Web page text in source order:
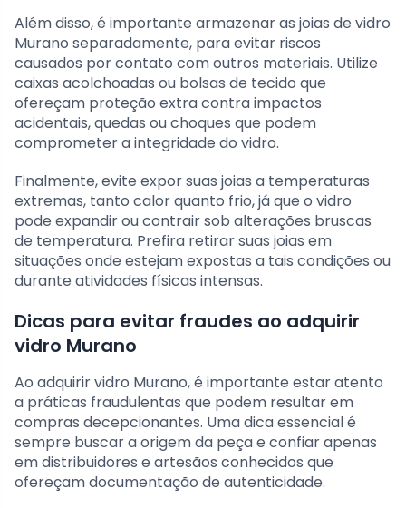
Além disso, é importante armazenar as joias de vidro
Murano separadamente, para evitar riscos
causados por contato com outros materiais. Utilize
caixas acolchoadas ou bolsas de tecido que
ofereçam proteção extra contra impactos
acidentais, quedas ou choques que podem
comprometer a integridade do vidro.
Finalmente, evite expor suas joias a temperaturas
extremas, tanto calor quanto frio, já que o vidro
pode expandir ou contrair sob alterações bruscas
de temperatura. Prefira retirar suas joias em
situações onde estejam expostas a tais condições ou
durante atividades físicas intensas.
Dicas para evitar fraudes ao adquirir
vidro Murano
Ao adquirir vidro Murano, é importante estar atento
a práticas fraudulentas que podem resultar em
compras decepcionantes. Uma dica essencial é
sempre buscar a origem da peça e confiar apenas
em distribuidores e artesãos conhecidos que
ofereçam documentação de autenticidade.